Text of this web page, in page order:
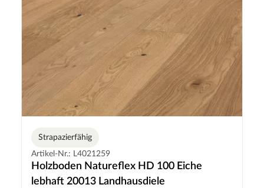
Strapazierfähig
Artikel-Nr.: L4021259
Holzboden Natureflex HD 100 Eiche
lebhaft 20013 Landhausdiele